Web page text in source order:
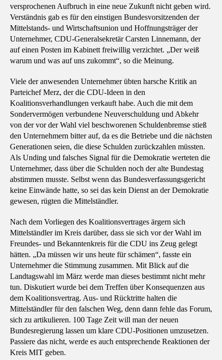
versprochenen Aufbruch in eine neue Zukunft nicht geben wird.
Verständnis gab es für den einstigen Bundesvorsitzenden der
Mittelstands- und Wirtschaftsunion und Hoffnungsträger der
Unternehmer, CDU-Generalsekretär Carsten Linnemann, der
auf einen Posten im Kabinett freiwillig verzichtet. „Der weiß
warum und was auf uns zukommt“, so die Meinung.
Viele der anwesenden Unternehmer übten harsche Kritik an
Parteichef Merz, der die CDU-Ideen in den
Koalitionsverhandlungen verkauft habe. Auch die mit dem
Sondervermögen verbundene Neuverschuldung und Abkehr
von der vor der Wahl viel beschworenen Schuldenbremse stieß
den Unternehmern bitter auf, da es die Betriebe und die nächsten
Generationen seien, die diese Schulden zurückzahlen müssten.
Als Unding und falsches Signal für die Demokratie werteten die
Unternehmer, dass über die Schulden noch der alte Bundestag
abstimmen musste. Selbst wenn das Bundesverfassungsgericht
keine Einwände hatte, so sei das kein Dienst an der Demokratie
gewesen, rügten die Mittelständler.
Nach dem Vorliegen des Koalitionsvertrages ärgern sich
Mittelständler im Kreis darüber, dass sie sich vor der Wahl im
Freundes- und Bekanntenkreis für die CDU ins Zeug gelegt
hätten. „Da müssen wir uns heute für schämen“, fasste ein
Unternehmer die Stimmung zusammen. Mit Blick auf die
Landtagswahl im März werde man dieses bestimmt nicht mehr
tun. Diskutiert wurde bei dem Treffen über Konsequenzen aus
dem Koalitionsvertrag. Aus- und Rücktritte halten die
Mittelständler für den falschen Weg, denn dann fehle das Forum,
sich zu artikulieren. 100 Tage Zeit will man der neuen
Bundesregierung lassen um klare CDU-Positionen umzusetzen.
Passiere das nicht, werde es auch entsprechende Reaktionen der
Kreis MIT geben.